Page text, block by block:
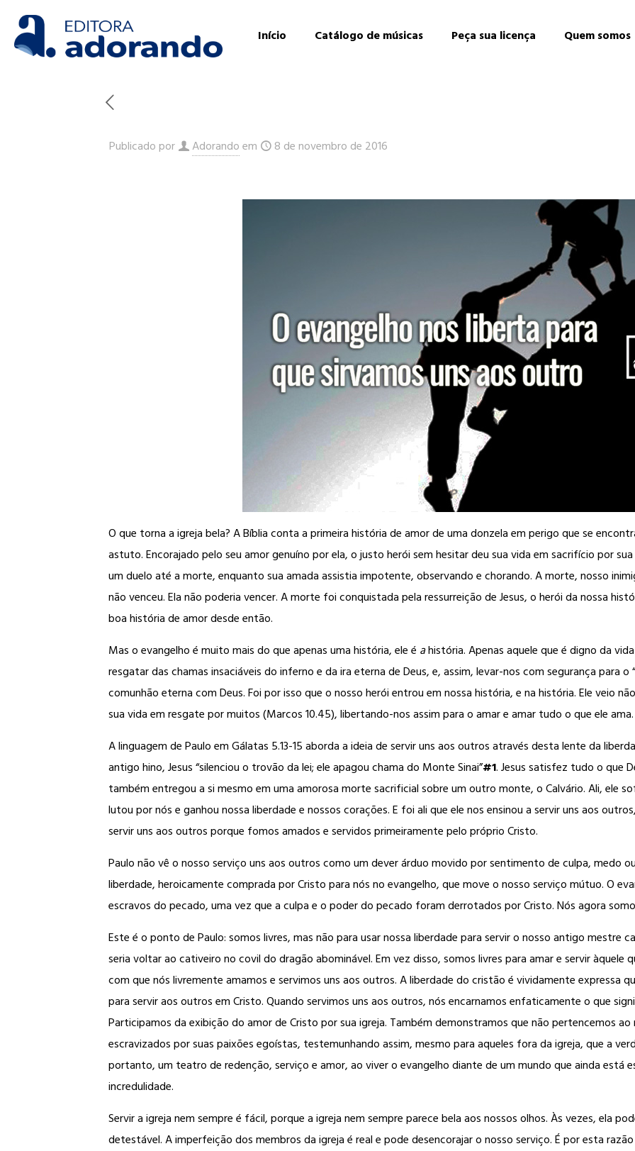
Início Catálogo de músicas Peça sua licença Quem somos
Publicado por Adorandoem 8 de novembro de 2016
O que torna a igreja bela? A Bíblia conta a primeira história de amor de uma donzela em perigo que se
astuto. Encorajado pelo seu amor genuíno por ela, o justo herói sem hesitar deu sua vida em sacrifício por
um duelo até a morte, enquanto sua amada assistia impotente, observando e chorando. A morte, nosso
não venceu. Ela não poderia vencer. A morte foi conquistada pela ressurreição de Jesus, o herói da nossa
boa história de amor desde então.
Mas o evangelho é muito mais do que apenas uma história, ele é ahistória. Apenas aquele que é digno da
resgatar das chamas insaciáveis do inferno e da ira eterna de Deus, e, assim, levar-nos com segurança para o
comunhão eterna com Deus. Foi por isso que o nosso herói entrou em nossa história, e na história. Ele veio
sua vida em resgate por muitos (Marcos 10.45), libertando-nos assim para o amar e amar tudo o que ele ama.
A linguagem de Paulo em Gálatas 5.13-15 aborda a ideia de servir uns aos outros através desta lente da
antigo hino, Jesus “silenciou o trovão da lei; ele apagou chama do Monte Sinai”#1. Jesus satisfez tudo o que
também entregou a si mesmo em uma amorosa morte sacrificial sobre um outro monte, o Calvário. Ali, ele
lutou por nós e ganhou nossa liberdade e nossos corações. E foi ali que ele nos ensinou a servir uns aos
servir uns aos outros porque fomos amados e servidos primeiramente pelo próprio Cristo.
Paulo não vê o nosso serviço uns aos outros como um dever árduo movido por sentimento de culpa, medo
liberdade, heroicamente comprada por Cristo para nós no evangelho, que move o nosso serviço mútuo. O
escravos do pecado, uma vez que a culpa e o poder do pecado foram derrotados por Cristo. Nós agora
Este é o ponto de Paulo: somos livres, mas não para usar nossa liberdade para servir o nosso antigo mestre
seria voltar ao cativeiro no covil do dragão abominável. Em vez disso, somos livres para amar e servir àquele
com que nós livremente amamos e servimos uns aos outros. A liberdade do cristão é vividamente expressa
para servir aos outros em Cristo. Quando servimos uns aos outros, nós encarnamos enfaticamente o que
Participamos da exibição do amor de Cristo por sua igreja. Também demonstramos que não pertencemos
escravizados por suas paixões egoístas, testemunhando assim, mesmo para aqueles fora da igreja, que a
portanto, um teatro de redenção, serviço e amor, ao viver o evangelho diante de um mundo que ainda está
incredulidade.
Servir a igreja nem sempre é fácil, porque a igreja nem sempre parece bela aos nossos olhos. Às vezes, ela
detestável. A imperfeição dos membros da igreja é real e pode desencorajar o nosso serviço. É por esta